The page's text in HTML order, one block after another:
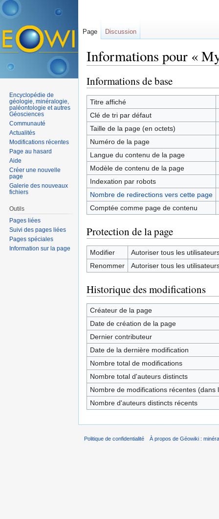
Informations pour «
Informations de base
Titre affiché
Clé de tri par défaut
Taille de la page (en octets)
Numéro de la page
Langue du contenu de la page
Modèle de contenu de la page
Indexation par robots
Nombre de redirections vers cette page
Comptée comme page de contenu
Protection de la page
Modifier
Autoriser tous les
Renommer
Autoriser tous les
Historique des modifications
Créateur de la page
Date de création de la page
Dernier contributeur
Date de la dernière modification
Nombre total de modifications
Nombre total d'auteurs distincts
Nombre de modifications récentes (dans
Nombre d'auteurs distincts récents
Page Discussion
Encyclopédie de
géologie, minéralogie,
paléontologie et autres
Géosciences
Communauté
Actualités
Modifications récentes
Page au hasard
Aide
Créer une nouvelle
page
Galerie des nouveaux
fichiers
Outils
Pages liées
Suivi des pages liées
Pages spéciales
Information sur la page
Politique de confidentialité À propos de Géowiki :